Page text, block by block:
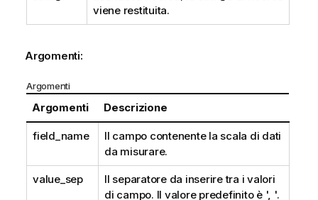
viene restituita.
Argomenti:
Argomenti
Argomenti Descrizione
field_name
Il campo contenente la scala di dati
da misurare.
value_sep
Il separatore da inserire tra i valori
di campo. Il valore predefinito è ', '.